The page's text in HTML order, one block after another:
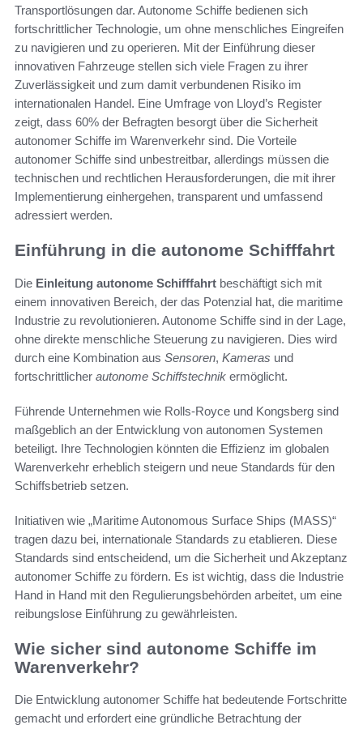
Transportlösungen dar. Autonome Schiffe bedienen sich
fortschrittlicher Technologie, um ohne menschliches Eingreifen
zu navigieren und zu operieren. Mit der Einführung dieser
innovativen Fahrzeuge stellen sich viele Fragen zu ihrer
Zuverlässigkeit und zum damit verbundenen Risiko im
internationalen Handel. Eine Umfrage von Lloyd’s Register
zeigt, dass 60% der Befragten besorgt über die Sicherheit
autonomer Schiffe im Warenverkehr sind. Die Vorteile
autonomer Schiffe sind unbestreitbar, allerdings müssen die
technischen und rechtlichen Herausforderungen, die mit ihrer
Implementierung einhergehen, transparent und umfassend
adressiert werden.
Einführung in die autonome Schifffahrt
Die Einleitung autonome Schifffahrt beschäftigt sich mit
einem innovativen Bereich, der das Potenzial hat, die maritime
Industrie zu revolutionieren. Autonome Schiffe sind in der Lage,
ohne direkte menschliche Steuerung zu navigieren. Dies wird
durch eine Kombination aus Sensoren, Kameras und
fortschrittlicher autonome Schiffstechnik ermöglicht.
Führende Unternehmen wie Rolls-Royce und Kongsberg sind
maßgeblich an der Entwicklung von autonomen Systemen
beteiligt. Ihre Technologien könnten die Effizienz im globalen
Warenverkehr erheblich steigern und neue Standards für den
Schiffsbetrieb setzen.
Initiativen wie „Maritime Autonomous Surface Ships (MASS)“
tragen dazu bei, internationale Standards zu etablieren. Diese
Standards sind entscheidend, um die Sicherheit und Akzeptanz
autonomer Schiffe zu fördern. Es ist wichtig, dass die Industrie
Hand in Hand mit den Regulierungsbehörden arbeitet, um eine
reibungslose Einführung zu gewährleisten.
Wie sicher sind autonome Schiffe im
Warenverkehr?
Die Entwicklung autonomer Schiffe hat bedeutende Fortschritte
gemacht und erfordert eine gründliche Betrachtung der